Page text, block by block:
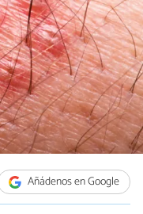
Añádenos en Google